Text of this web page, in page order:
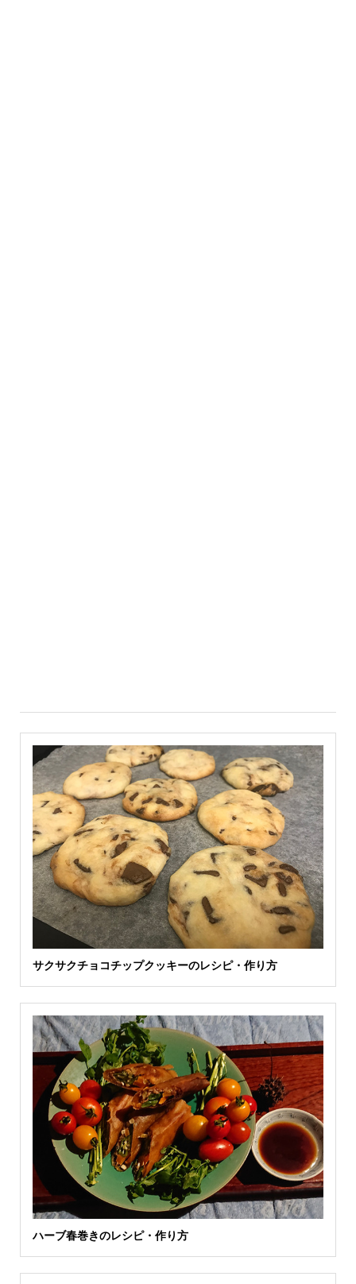
サクサクチョコチップクッキーのレシピ・作り方
ハーブ春巻きのレシピ・作り方